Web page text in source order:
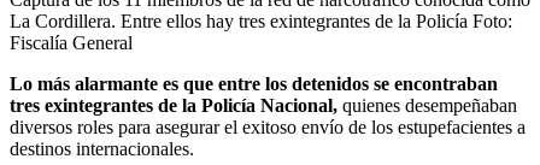
La Cordillera. Entre ellos hay tres exintegrantes de la Policía Foto:
Fiscalía General
Lo más alarmante es que entre los detenidos se encontraban
tres exintegrantes de la Policía Nacional, quienes desempeñaban
diversos roles para asegurar el exitoso envío de los estupefacientes a
destinos internacionales.